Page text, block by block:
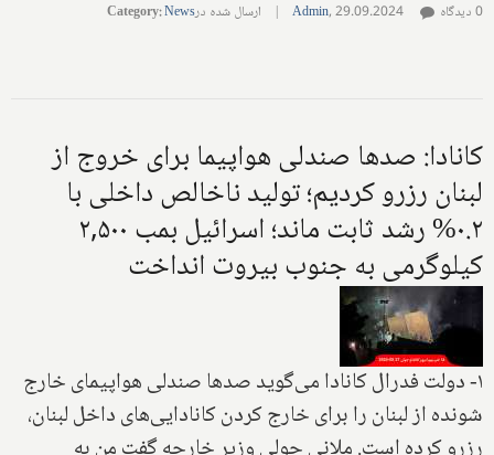
Admin,29.09.2024
| ارسال شده در Category:News 0 دیدگاه
کانادا: صدها صندلی هواپیما برای خروج از
لبنان رزرو کردیم؛ تولید ناخالص داخلی با
۰.۲% رشد ثابت ماند؛ اسرائیل بمب ۲,۵۰۰
کیلوگرمی به جنوب بیروت انداخت
۱- دولت فدرال کانادا می‌گوید صدها صندلی هواپیمای خارج
شونده از لبنان را برای خارج کردن کانادایی‌های داخل لبنان،